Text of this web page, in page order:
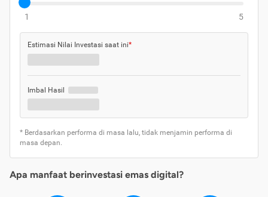
1 5
Estimasi Nilai Investasi saat ini*
Imbal Hasil
* Berdasarkan performa di masa lalu, tidak menjamin performa di
masa depan.
Apa manfaat berinvestasi emas digital?